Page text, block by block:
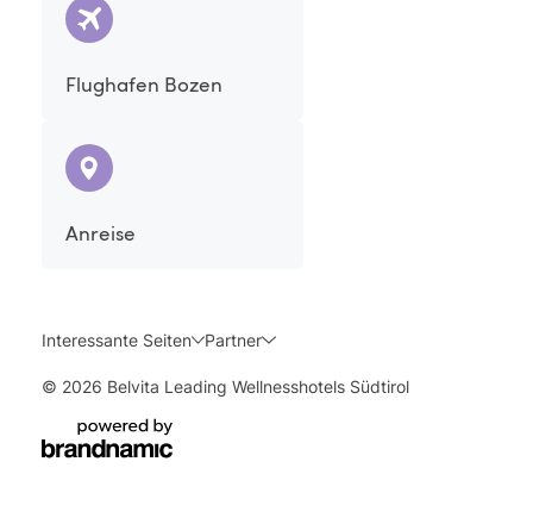
Flughafen Bozen
Anreise
Interessante Seiten Partner
© 2026 Belvita Leading Wellnesshotels Südtirol